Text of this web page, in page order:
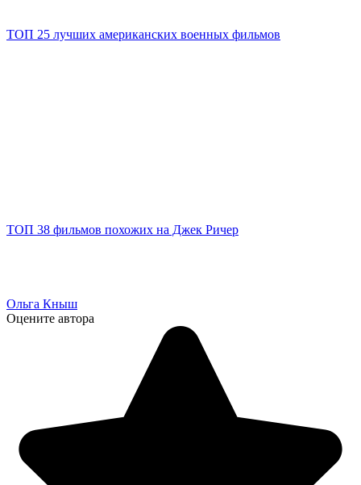
ТОП 25 лучших американских военных фильмов
ТОП 38 фильмов похожих на Джек Ричер
Ольга Кныш
Оцените автора